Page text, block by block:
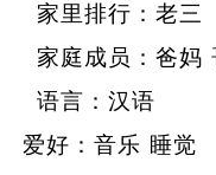
家里排行：老三
家庭成员：爸妈
语言：汉语
爱好：音乐 睡觉